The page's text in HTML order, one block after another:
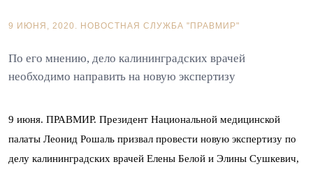
9 ИЮНЯ, 2020. НОВОСТНАЯ СЛУЖБА "ПРАВМИР"
По его мнению, дело калининградских врачей
необходимо направить на новую экспертизу
9 июня. ПРАВМИР. Президент Национальной медицинской
палаты Леонид Рошаль призвал провести новую экспертизу по
делу калининградских врачей Елены Белой и Элины Сушкевич,